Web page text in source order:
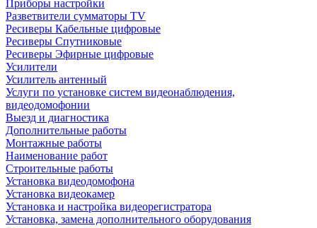
Приборы настройки
Разветвители сумматоры TV
Ресиверы Кабельные цифровые
Ресиверы Спутниковые
Ресиверы Эфирные цифровые
Усилители
Усилитель антенный
Услуги по установке систем видеонаблюдения,
видеодомофонии
Выезд и диагностика
Дополнительные работы
Монтажные работы
Наименование работ
Строительные работы
Установка видеодомофона
Установка видеокамер
Установка и настройка видеорегистратора
Установка, замена дополнительного оборудования